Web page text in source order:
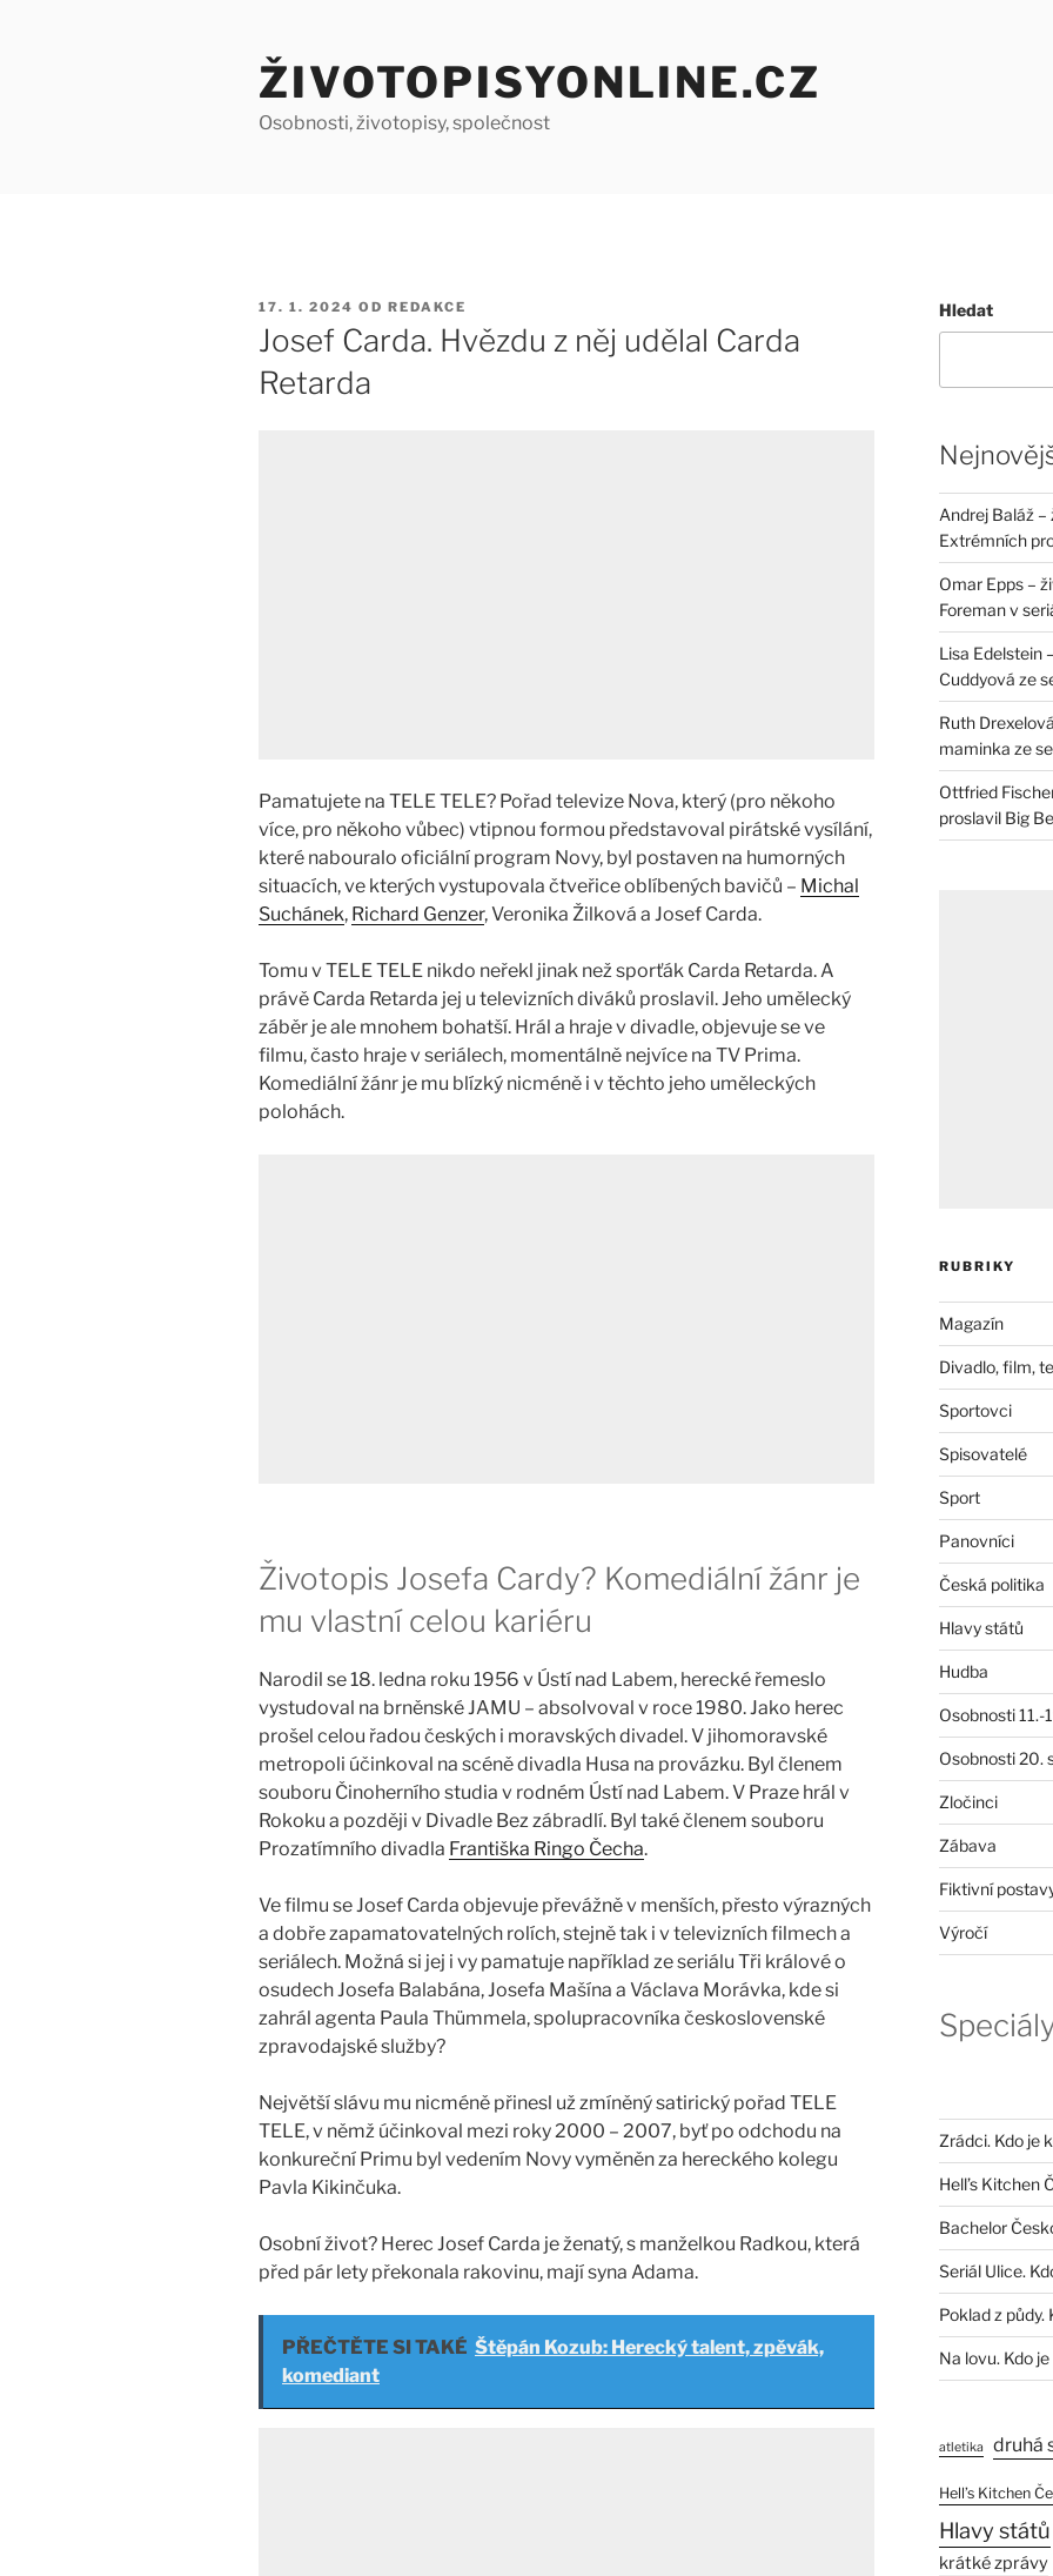
ŽIVOTOPISYONLINE.CZ
Osobnosti, životopisy, společnost
PUBLIKOVÁNO
17. 1. 2024 OD REDAKCE
Josef Carda. Hvězdu z něj udělal Carda
Retarda
Pamatujete na TELE TELE? Pořad televize Nova, který (pro někoho
více, pro někoho vůbec) vtipnou formou představoval pirátské vysílání,
které nabouralo oficiální program Novy, byl postaven na humorných
situacích, ve kterých vystupovala čtveřice oblíbených bavičů – Michal
Suchánek, Richard Genzer, Veronika Žilková a Josef Carda.
Tomu v TELE TELE nikdo neřekl jinak než sporťák Carda Retarda. A
právě Carda Retarda jej u televizních diváků proslavil. Jeho umělecký
záběr je ale mnohem bohatší. Hrál a hraje v divadle, objevuje se ve
filmu, často hraje v seriálech, momentálně nejvíce na TV Prima.
Komediální žánr je mu blízký nicméně i v těchto jeho uměleckých
polohách.
Životopis Josefa Cardy? Komediální žánr je
mu vlastní celou kariéru
Narodil se 18. ledna roku 1956 v Ústí nad Labem, herecké řemeslo
vystudoval na brněnské JAMU – absolvoval v roce 1980. Jako herec
prošel celou řadou českých i moravských divadel. V jihomoravské
metropoli účinkoval na scéně divadla Husa na provázku. Byl členem
souboru Činoherního studia v rodném Ústí nad Labem. V Praze hrál v
Rokoku a později v Divadle Bez zábradlí. Byl také členem souboru
Prozatímního divadla Františka Ringo Čecha.
Ve filmu se Josef Carda objevuje převážně v menších, přesto výrazných
a dobře zapamatovatelných rolích, stejně tak i v televizních filmech a
seriálech. Možná si jej i vy pamatuje například ze seriálu Tři králové o
osudech Josefa Balabána, Josefa Mašína a Václava Morávka, kde si
zahrál agenta Paula Thümmela, spolupracovníka československé
zpravodajské služby?
Největší slávu mu nicméně přinesl už zmíněný satirický pořad TELE
TELE, v němž účinkoval mezi roky 2000 – 2007, byť po odchodu na
konkureční Primu byl vedením Novy vyměněn za hereckého kolegu
Pavla Kikinčuka.
Osobní život? Herec Josef Carda je ženatý, s manželkou Radkou, která
před pár lety překonala rakovinu, mají syna Adama.
PŘEČTĚTE SI TAKÉ Štěpán Kozub: Herecký talent, zpěvák,
komediant
Hledat
Andrej Baláž
Extrémních
Omar Epps –
Foreman v
Lisa Edelstein
Cuddyová ze
Ruth
maminka ze
Ottfried
proslavil Big
RUBRIKY
Magazín
Divadlo, film,
Sportovci
Spisovatelé
Sport
Panovníci
Česká politika
Hlavy států
Hudba
Osobnosti 11.-
Osobnosti 20.
Zločinci
Zábava
Fiktivní
Výročí
Zrádci. Kdo je
Hell’s Kitchen
Bachelor
Seriál Ulice.
Poklad z půdy.
Na lovu. Kdo
atletika druhá
Hell’s Kitchen
Hlavy států
krátké zprávy